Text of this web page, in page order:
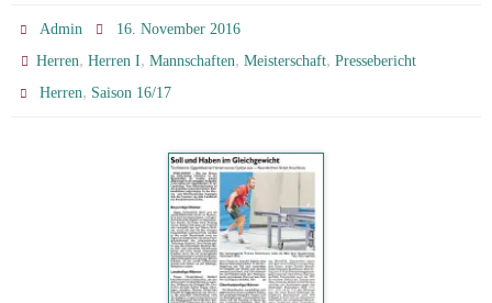
Admin
16. November 2016
Herren,Herren I,Mannschaften,Meisterschaft,Pressebericht
Herren, Saison 16/17